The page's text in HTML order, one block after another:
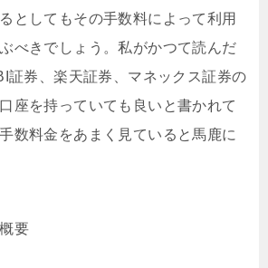
としてもその手数料によって利用
べきでしょう。私がかつて読んだ
証券、楽天証券、マネックス証券の
座を持っていても良いと書かれて
数料金をあまく見ていると馬鹿に
要